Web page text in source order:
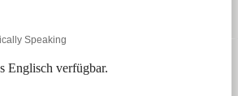
Speaking
Englisch verfügbar.